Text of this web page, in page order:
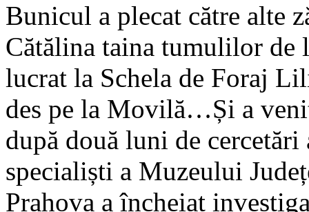
Bunicul a plecat către alte
Cătălina taina tumulilor
lucrat la Schela de Foraj
des pe la Movilă…Și a
după două luni de
specialiști a Muzeului
Prahova a încheiat